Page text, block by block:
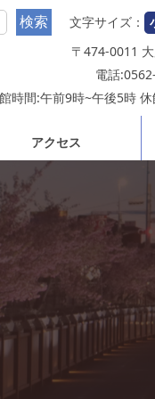
文字サイズ：
〒474-0011
電話
時間:午前9時~午後5時
アクセス